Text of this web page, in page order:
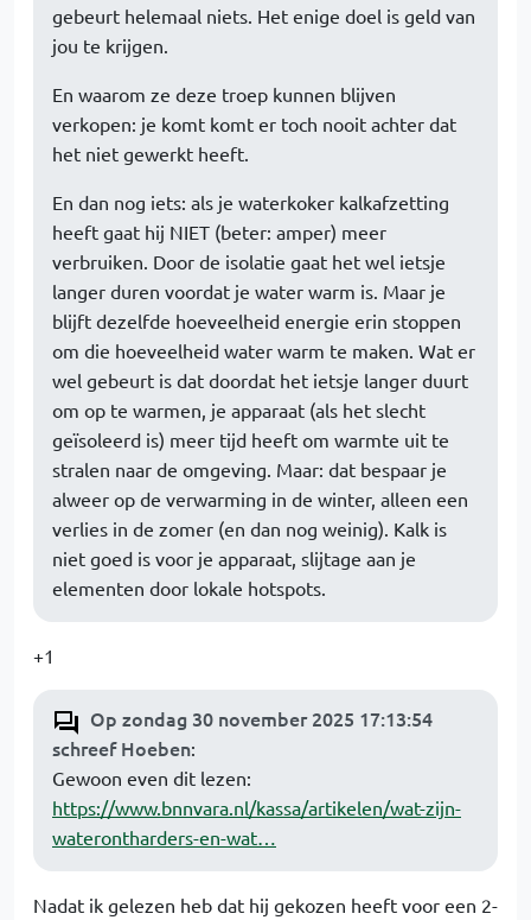
gebeurt helemaal niets. Het enige doel is geld van
jou te krijgen.
En waarom ze deze troep kunnen blijven
verkopen: je komt komt er toch nooit achter dat
het niet gewerkt heeft.
En dan nog iets: als je waterkoker kalkafzetting
heeft gaat hij NIET (beter: amper) meer
verbruiken. Door de isolatie gaat het wel ietsje
langer duren voordat je water warm is. Maar je
blijft dezelfde hoeveelheid energie erin stoppen
om die hoeveelheid water warm te maken. Wat er
wel gebeurt is dat doordat het ietsje langer duurt
om op te warmen, je apparaat (als het slecht
geïsoleerd is) meer tijd heeft om warmte uit te
stralen naar de omgeving. Maar: dat bespaar je
alweer op de verwarming in de winter, alleen een
verlies in de zomer (en dan nog weinig). Kalk is
niet goed is voor je apparaat, slijtage aan je
elementen door lokale hotspots.
+1
Op zondag 30 november 2025 17:13:54
schreef Hoeben:
Gewoon even dit lezen:
https://www.bnnvara.nl/kassa/artikelen/wat-zijn-
waterontharders-en-wat…
Nadat ik gelezen heb dat hij gekozen heeft voor een 2-